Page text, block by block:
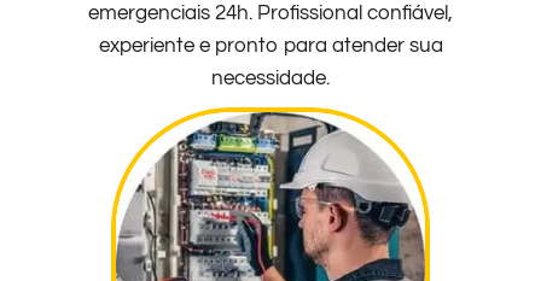
emergenciais 24h. Profissional confiável,
experiente e pronto para atender sua
necessidade.